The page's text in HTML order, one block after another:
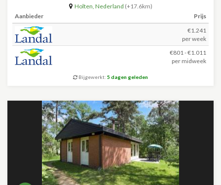
Holten, Nederland (+17.6km)
Aanbieder
Prijs
€1.241
per week
€801 - €1.011
per midweek
Bijgewerkt: 5 dagen geleden